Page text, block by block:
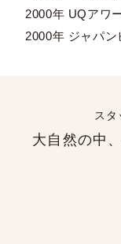
2000年 UQアワ
2000年 ジャパ
スタ
大自然の中